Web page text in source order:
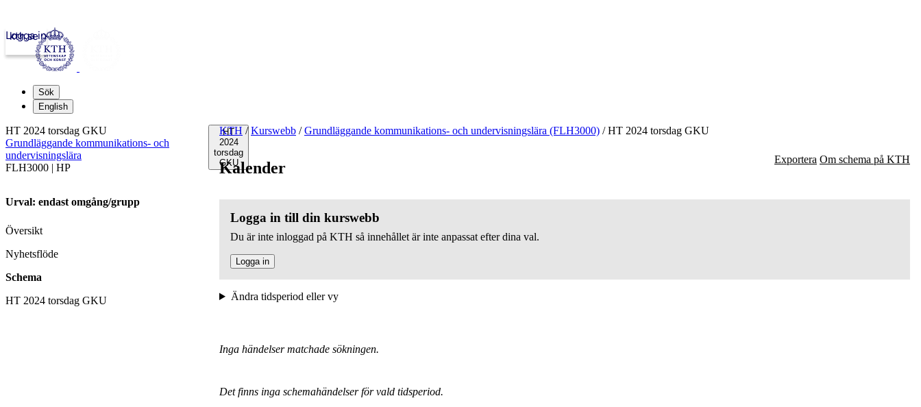
kth.se
Logga in
Sök
English
HT
2024
torsdag
GKU
KTH / Kurswebb / Grundläggande kommunikations- och undervisningslära (FLH3000) /HT 2024 torsdag GKU
Kalender Exportera Om schema på KTH
Logga in till din kurswebb
Du är inte inloggad på KTH så innehållet är inte anpassat efter dina val.
Logga in
Ändra tidsperiod eller vy
Inga händelser matchade sökningen.
Det finns inga schemahändelser för vald tidsperiod.
HT 2024 torsdag GKU
Grundläggande kommunikations- och
undervisningslära
FLH3000 | HP
Urval: endast omgång/grupp
Översikt
Nyhetsflöde
Schema
HT 2024 torsdag GKU